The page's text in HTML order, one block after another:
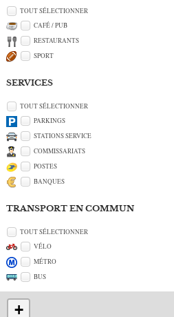
TOUT SÉLECTIONNER
CAFÉ / PUB
RESTAURANTS
SPORT
SERVICES
TOUT SÉLECTIONNER
PARKINGS
STATIONS SERVICE
COMMISSARIATS
POSTES
BANQUES
TRANSPORT EN COMMUN
TOUT SÉLECTIONNER
VÉLO
MÉTRO
BUS
+